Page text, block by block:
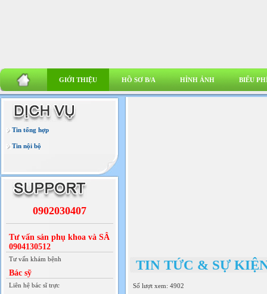
GIỚI THIỆU HỒ SƠ B/A HÌNH ẢNH BIỂU
Tin tổng hợp
Tin nội bộ
0902030407
Tư vấn sản phụ khoa và SÂ
0904130512
Tư vấn khám bệnh
Bác sỹ
Liên hệ bác sĩ trực
TIN TỨC & SỰ
Số lượt xem: 4902